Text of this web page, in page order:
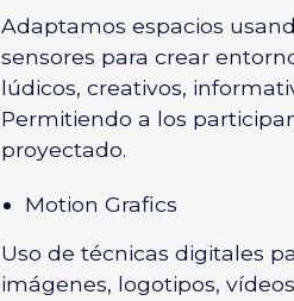
Adaptamos espacios
sensores para crear
lúdicos, creativos,
Permitiendo a los
proyectado.
Motion Grafics
Uso de técnicas digitales
imágenes, logotipos,